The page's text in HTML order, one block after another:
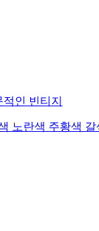
적인 빈티지
노란색 주황색